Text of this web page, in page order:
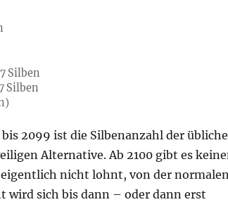
Silben
Silben
2099 ist die Silbenanzahl der
Alternative. Ab 2100 gibt es
eigentlich nicht lohnt, von der normalen
wird sich bis dann – oder dann erst